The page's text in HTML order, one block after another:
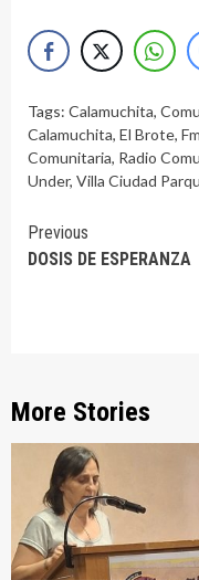
Tags: Calamuchita,
Calamuchita, El Brote, Fm
Comunitaria, Radio
Under, Villa Ciudad
Continue
Reading
Previous
DOSIS DE ESPERANZA
More Stories